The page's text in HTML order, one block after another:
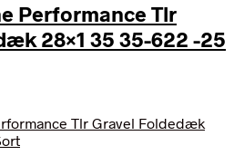
520,00 kr..
Performance Tlr
28×1 35 35-622 -25